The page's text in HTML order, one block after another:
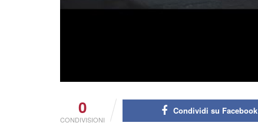
0
CONDIVISIONI
Condividi su Facebook